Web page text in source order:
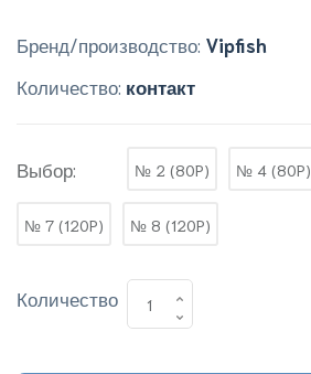
Бренд/производство: Vipfish
Количество: контакт
Выбор: № 2 (80P) № 4 (80P)
№ 7 (120P) № 8 (120P)
Количество